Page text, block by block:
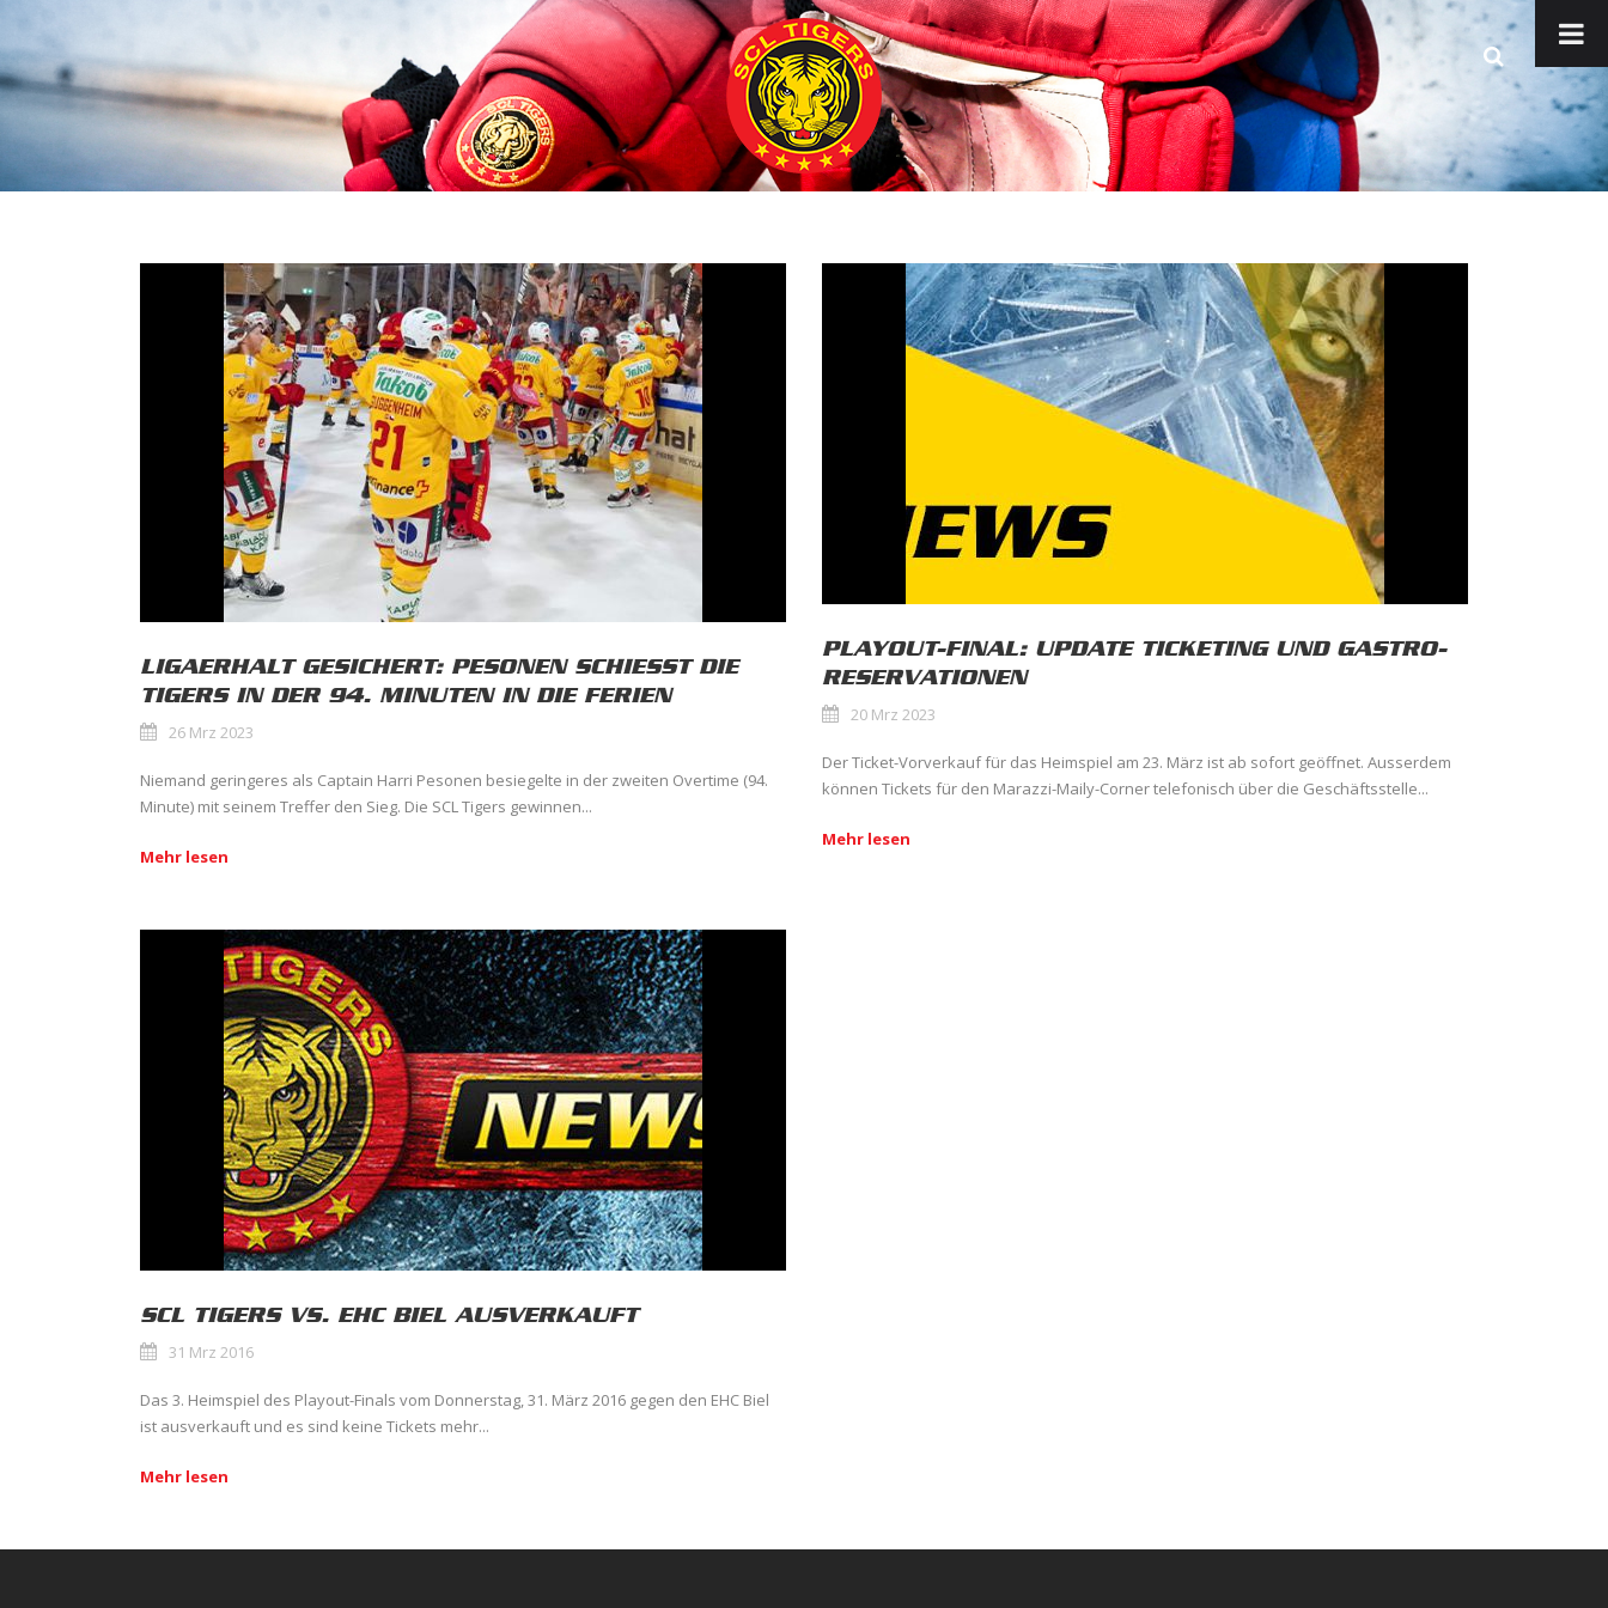
LIGAERHALT GESICHERT: PESONEN SCHIESST DIE
TIGERS IN DER 94. MINUTEN IN DIE FERIEN
26 Mrz 2023
Niemand geringeres als Captain Harri Pesonen besiegelte in der zweiten Overtime (94.
Minute) mit seinem Treffer den Sieg. Die SCL Tigers gewinnen...
Mehr lesen
PLAYOUT-FINAL: UPDATE TICKETING UND GASTRO-
RESERVATIONEN
20 Mrz 2023
Der Ticket-Vorverkauf für das Heimspiel am 23. März ist ab sofort geöffnet. Ausserdem
können Tickets für den Marazzi-Maily-Corner telefonisch über die Geschäftsstelle...
Mehr lesen
SCL TIGERS VS. EHC BIEL AUSVERKAUFT
31 Mrz 2016
Das 3. Heimspiel des Playout-Finals vom Donnerstag, 31. März 2016 gegen den EHC Biel
ist ausverkauft und es sind keine Tickets mehr...
Mehr lesen